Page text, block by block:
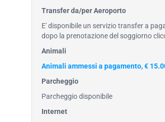
Transfer da/per Aeroporto
E' disponibile un servizio transfer a
dopo la prenotazione del soggiorno
Animali
Animali ammessi a pagamento, €
Parcheggio
Parcheggio disponibile
Internet